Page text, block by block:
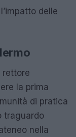
delle
rettore
la prima
di pratica
traguardo
nella